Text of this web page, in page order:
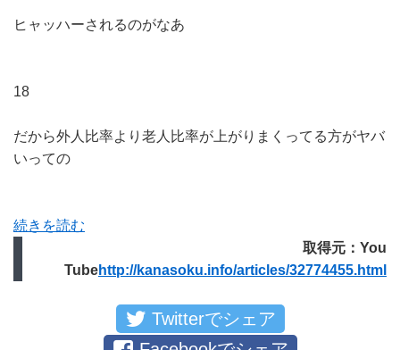
ヒャッハーされるのがなあ
18
だから外人比率より老人比率が上がりまくってる方がヤバ
いっての
続きを読む
取得元：You
Tubehttp://kanasoku.info/articles/32774455.html
Twitterでシェア